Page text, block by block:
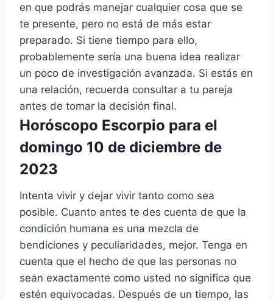
en que podrás manejar cualquier cosa que se
te presente, pero no está de más estar
preparado. Si tiene tiempo para ello,
probablemente sería una buena idea realizar
un poco de investigación avanzada. Si estás en
una relación, recuerda consultar a tu pareja
antes de tomar la decisión final.
Horóscopo Escorpio para el
domingo 10 de diciembre de
2023
Intenta vivir y dejar vivir tanto como sea
posible. Cuanto antes te des cuenta de que la
condición humana es una mezcla de
bendiciones y peculiaridades, mejor. Tenga en
cuenta que el hecho de que las personas no
sean exactamente como usted no significa que
estén equivocadas. Después de un tiempo, las